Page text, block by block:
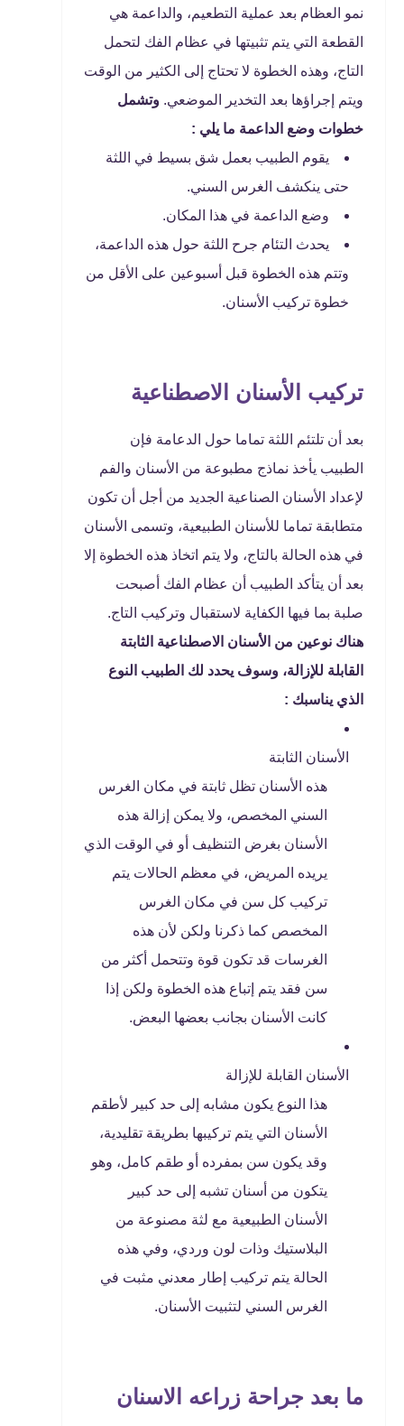
نمو العظام بعد عملية التطعيم، والداعمة هي
القطعة التي يتم تثبيتها في عظام الفك لتحمل
التاج، وهذه الخطوة لا تحتاج إلى الكثير من الوقت
ويتم إجراؤها بعد التخدير الموضعي. وتشمل
خطوات وضع الداعمة ما يلي :
يقوم الطبيب بعمل شق بسيط في اللثة
حتى ينكشف الغرس السني.
وضع الداعمة في هذا المكان.
يحدث التئام جرح اللثة حول هذه الداعمة،
وتتم هذه الخطوة قبل أسبوعين على الأقل من
خطوة تركيب الأسنان.
تركيب الأسنان الاصطناعية
بعد أن تلتئم اللثة تماما حول الدعامة فإن
الطبيب يأخذ نماذج مطبوعة من الأسنان والفم
لإعداد الأسنان الصناعية الجديد من أجل أن تكون
متطابقة تماما للأسنان الطبيعية، وتسمى الأسنان
في هذه الحالة بالتاج، ولا يتم اتخاذ هذه الخطوة إلا
بعد أن يتأكد الطبيب أن عظام الفك أصبحت
صلبة بما فيها الكفاية لاستقبال وتركيب التاج.
هناك نوعين من الأسنان الاصطناعية الثابتة
القابلة للإزالة، وسوف يحدد لك الطبيب النوع
الذي يناسبك :
الأسنان الثابتة
هذه الأسنان تظل ثابتة في مكان الغرس
السني المخصص، ولا يمكن إزالة هذه
الأسنان بغرض التنظيف أو في الوقت الذي
يريده المريض، في معظم الحالات يتم
تركيب كل سن في مكان الغرس
المخصص كما ذكرنا ولكن لأن هذه
الغرسات قد تكون قوة وتتحمل أكثر من
سن فقد يتم إتباع هذه الخطوة ولكن إذا
كانت الأسنان بجانب بعضها البعض.
الأسنان القابلة للإزالة
هذا النوع يكون مشابه إلى حد كبير لأطقم
الأسنان التي يتم تركيبها بطريقة تقليدية،
وقد يكون سن بمفرده أو طقم كامل، وهو
يتكون من أسنان تشبه إلى حد كبير
الأسنان الطبيعية مع لثة مصنوعة من
البلاستيك وذات لون وردي، وفي هذه
الحالة يتم تركيب إطار معدني مثبت في
الغرس السني لتثبيت الأسنان.
ما بعد جراحة زراعه الاسنان